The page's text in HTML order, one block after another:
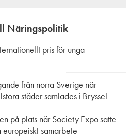
Näringspolitik
pris för unga
från norra Sverige när
städer samlades i Bryssel
på plats när Society Expo satte
samarbete